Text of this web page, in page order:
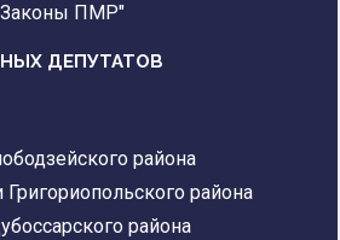
ПМР"
ДЕПУТАТОВ
района
Григориопольского района
района